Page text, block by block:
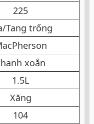
225​
Tang trống​
xoắn​
1.5L​
Xăng​
104​